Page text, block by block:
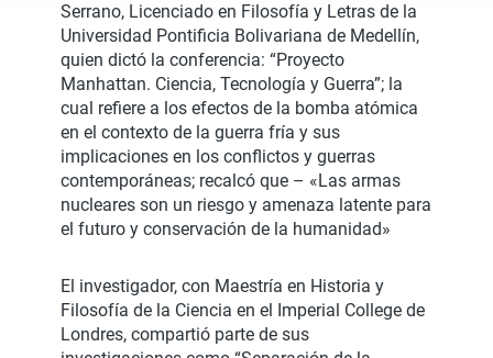
Serrano, Licenciado en Filosofía y Letras de la
Universidad Pontificia Bolivariana de Medellín,
quien dictó la conferencia: “Proyecto
Manhattan. Ciencia, Tecnología y Guerra”; la
cual refiere a los efectos de la bomba atómica
en el contexto de la guerra fría y sus
implicaciones en los conflictos y guerras
contemporáneas; recalcó que – «Las armas
nucleares son un riesgo y amenaza latente para
el futuro y conservación de la humanidad»
El investigador, con Maestría en Historia y
Filosofía de la Ciencia en el Imperial College de
Londres, compartió parte de sus